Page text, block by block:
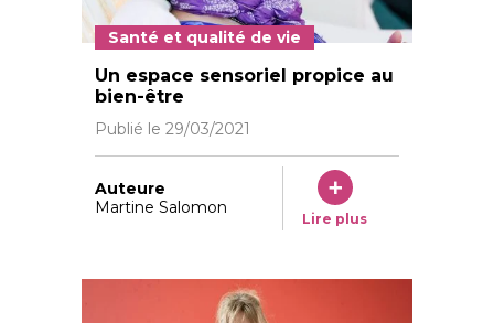
Mireille Holzer et Hélène Delhayé apprécient le
Santé et qualité de vie
Un espace sensoriel propice au
bien-être
Publié le 29/03/2021
Auteure
Martine Salomon
Lire plus